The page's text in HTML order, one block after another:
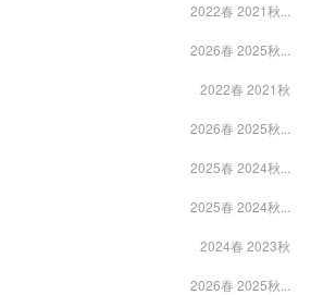
2022春 2021秋...
2026春 2025秋...
2022春 2021秋
2026春 2025秋...
2025春 2024秋...
2025春 2024秋...
2024春 2023秋
2026春 2025秋...